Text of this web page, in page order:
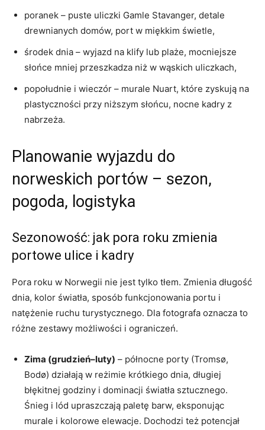
poranek – puste uliczki Gamle Stavanger, detale
drewnianych domów, port w miękkim świetle,
środek dnia – wyjazd na klify lub plaże, mocniejsze
słońce mniej przeszkadza niż w wąskich uliczkach,
popołudnie i wieczór – murale Nuart, które zyskują na
plastyczności przy niższym słońcu, nocne kadry z
nabrzeża.
Planowanie wyjazdu do
norweskich portów – sezon,
pogoda, logistyka
Sezonowość: jak pora roku zmienia
portowe ulice i kadry
Pora roku w Norwegii nie jest tylko tłem. Zmienia długość
dnia, kolor światła, sposób funkcjonowania portu i
natężenie ruchu turystycznego. Dla fotografa oznacza to
różne zestawy możliwości i ograniczeń.
Zima (grudzień–luty) – północne porty (Tromsø,
Bodø) działają w reżimie krótkiego dnia, długiej
błękitnej godziny i dominacji światła sztucznego.
Śnieg i lód upraszczają paletę barw, eksponując
murale i kolorowe elewacje. Dochodzi też potencjał